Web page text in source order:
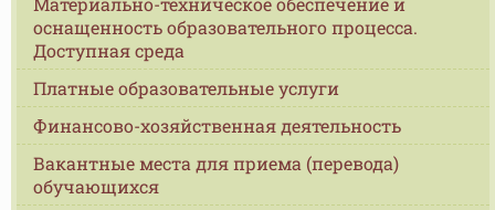
оснащенность образовательного процесса.
Доступная среда
Платные образовательные услуги
Финансово-хозяйственная деятельность
Вакантные места для приема (перевода)
обучающихся